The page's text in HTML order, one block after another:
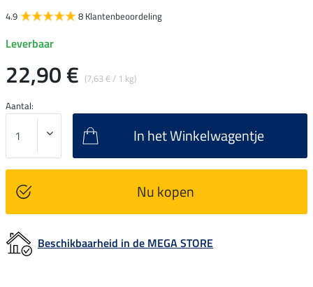
4.9 8 Klantenbeoordeling
Leverbaar
22,90 € (7,63 € / 1 kg)
Aantal:
In het Winkelwagentje
Nu kopen
Beschikbaarheid in de MEGA STORE